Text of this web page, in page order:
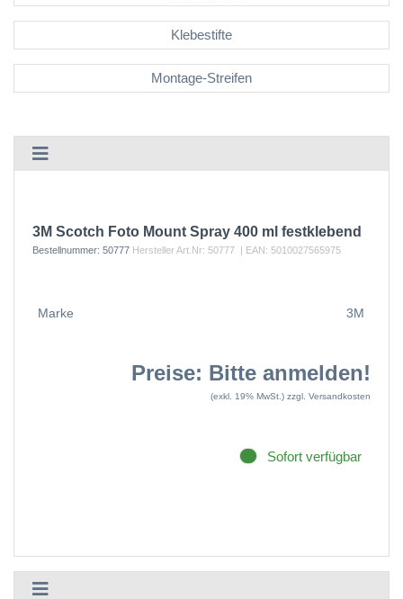
Klebestifte
Montage-Streifen
3M Scotch Foto Mount Spray 400 ml festklebend
Bestellnummer: 50777 Hersteller Art.Nr: 50777 | EAN: 5010027565975
Marke 3M
Preise: Bitte anmelden!
(exkl. 19% MwSt.) zzgl. Versandkosten
Sofort verfügbar